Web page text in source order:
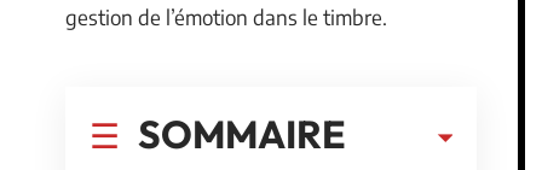
gestion de l’émotion dans le timbre.
SOMMAIRE